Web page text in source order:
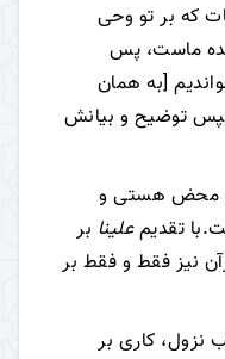
كه بر تو وحى
ماست، پس
[به همان
توضيح و بيانش
محض هستی و
تقدیمعلینا بر
نیز فقط و فقط بر
نزول، کاری بر